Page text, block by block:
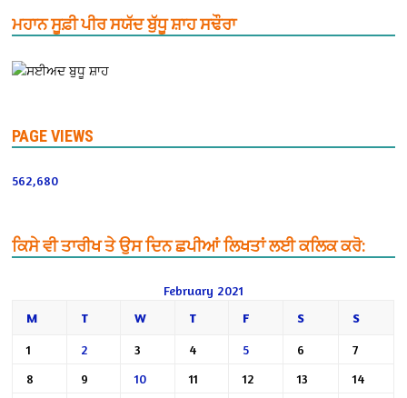
ਮਹਾਨ ਸੂਫ਼ੀ ਪੀਰ ਸਯੱਦ ਬੁੱਧੂ ਸ਼ਾਹ ਸਢੌਰਾ
PAGE VIEWS
562,680
ਕਿਸੇ ਵੀ ਤਾਰੀਖ ਤੇ ਉਸ ਦਿਨ ਛਪੀਆਂ ਲਿਖਤਾਂ ਲਈ ਕਲਿਕ ਕਰੋ:
February 2021
M
T W T F S S
1 2 3 4 5 6
7
8
9 10 11 12 13
14